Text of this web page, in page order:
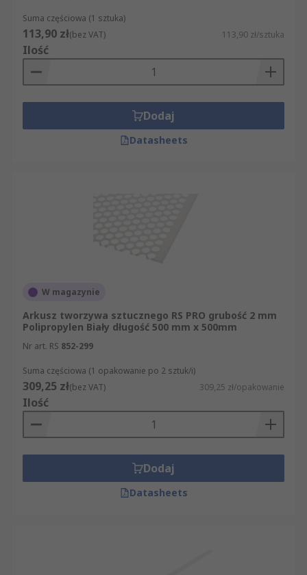
Suma częściowa (1 sztuka)
113,90 zł(bez VAT) 113,90 zł/sztuka
Ilość
Dodaj
Datasheets
W magazynie
Arkusz tworzywa sztucznego RS PRO grubość 2 mm
Polipropylen Biały długość 500 mm x 500mm
Nr art. RS 852-299
Suma częściowa (1 opakowanie po 2 sztuk/i)
309,25 zł(bez VAT) 309,25 zł/opakowanie
Ilość
Dodaj
Datasheets